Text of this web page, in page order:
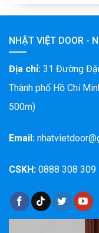
NHẬT VIỆT DOOR -
Địa chỉ: 31 Đường
Thành phố Hồ Chí
500m)
Email:
CSKH: 0888 308 309